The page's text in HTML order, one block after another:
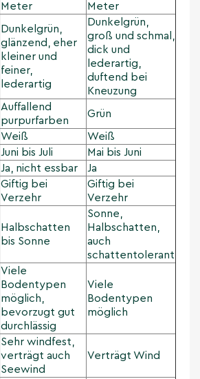
Meter
Meter
Dunkelgrün,
glänzend, eher
kleiner und
feiner,
lederartig
Dunkelgrün,
groß und schmal,
dick und
lederartig,
duftend bei
Kneuzung
Auffallend
purpurfarben
Grün
Weiß
Weiß
Juni bis Juli
Mai bis Juni
Ja, nicht essbar Ja
Giftig bei
Verzehr
Giftig bei
Verzehr
Halbschatten
bis Sonne
Sonne,
Halbschatten,
auch
schattentolerant
Viele
Bodentypen
möglich,
bevorzugt gut
durchlässig
Viele
Bodentypen
möglich
Sehr windfest,
verträgt auch
Seewind
Verträgt Wind